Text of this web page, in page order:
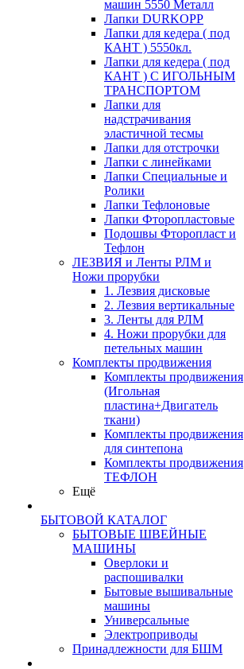
машин 5550 Металл
Лапки DURKOPP
Лапки для кедера ( под
КАНТ ) 5550кл.
Лапки для кедера ( под
КАНТ ) С ИГОЛЬНЫМ
ТРАНСПОРТОМ
Лапки для
надстрачивания
эластичной тесмы
Лапки для отстрочки
Лапки с линейками
Лапки Специальные и
Ролики
Лапки Тефлоновые
Лапки Фторопластовые
Подошвы Фторопласт и
Тефлон
ЛЕЗВИЯ и Ленты РЛМ и
Ножи прорубки
1. Лезвия дисковые
2. Лезвия вертикальные
3. Ленты для РЛМ
4. Ножи прорубки для
петельных машин
Комплекты продвижения
Комплекты продвижения
(Игольная
пластина+Двигатель
ткани)
Комплекты продвижения
для синтепона
Комплекты продвижения
ТЕФЛОН
Ещё
БЫТОВОЙ КАТАЛОГ
БЫТОВЫЕ ШВЕЙНЫЕ
МАШИНЫ
Оверлоки и
распошивалки
Бытовые вышивальные
машины
Универсальные
Электроприводы
Принадлежности для БШМ